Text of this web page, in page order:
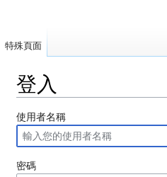
登入
跳
至
導
覽
跳
至
搜
尋
使用者名稱
密碼
特殊頁面